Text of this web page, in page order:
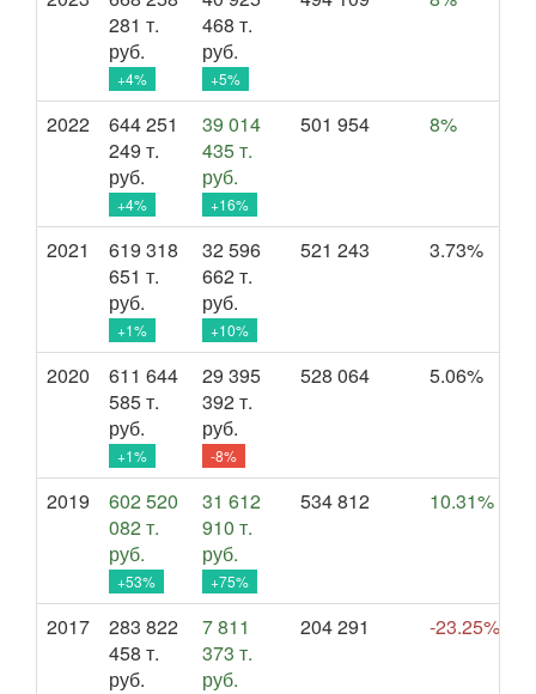
281 т.
руб.
+4%
468 т.
руб.
+5%
2022
644 251
249 т.
руб.
+4%
39 014
435 т.
руб.
+16%
501 954 8%
2021
619 318
651 т.
руб.
+1%
32 596
662 т.
руб.
+10%
521 243 3.73%
2020
611 644
585 т.
руб.
+1%
29 395
392 т.
руб.
-8%
528 064 5.06%
2019
602 520
082 т.
руб.
+53%
31 612
910 т.
руб.
+75%
534 812 10.31%
2017
283 822
458 т.
руб.
7 811
373 т.
руб.
204 291 -23.25%